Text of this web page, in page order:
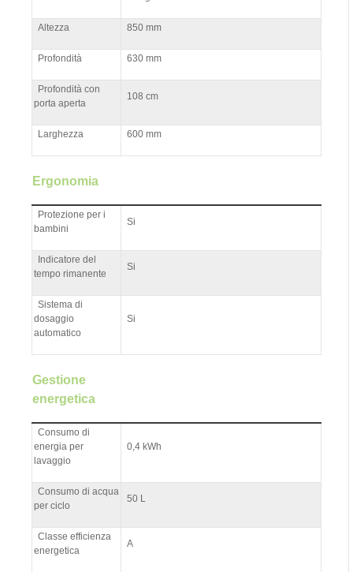
Altezza 850 mm
Profondità 630 mm
Profondità con
porta aperta
108 cm
Larghezza 600 mm
Ergonomia
Protezione per i
bambini
Si
Indicatore del
tempo rimanente
Si
Sistema di
dosaggio
automatico
Si
Gestione
energetica
Consumo di
energia per
lavaggio
0,4 kWh
Consumo di acqua
per ciclo
50 L
Classe efficienza
energetica
A